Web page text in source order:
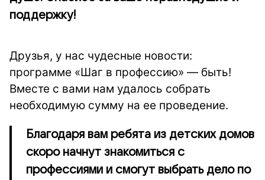
поддержку!
Друзья, у нас чудесные новости:
программе «Шаг в профессию» — быть!
Вместе с вами нам удалось собрать
необходимую сумму на ее проведение.
Благодаря вам ребята из детских домов
скоро начнут знакомиться с
профессиями и смогут выбрать дело по